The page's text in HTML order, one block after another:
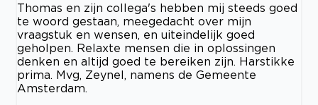
Thomas en zijn collega's hebben mij steeds goed
te woord gestaan, meegedacht over mijn
vraagstuk en wensen, en uiteindelijk goed
geholpen. Relaxte mensen die in oplossingen
denken en altijd goed te bereiken zijn. Harstikke
prima. Mvg, Zeynel, namens de Gemeente
Amsterdam.